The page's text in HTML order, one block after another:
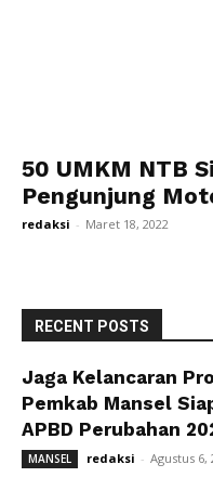
50 UMKM NTB
Pengunjung
redaksi - Maret 18, 2022
RECENT POSTS
Jaga Kelancaran
Pemkab Mansel
APBD Perubahan
MANSEL redaksi - Agustus 6,